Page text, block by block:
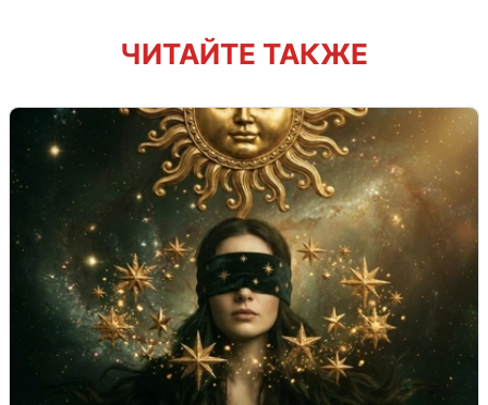
ЧИТАЙТЕ ТАКЖЕ